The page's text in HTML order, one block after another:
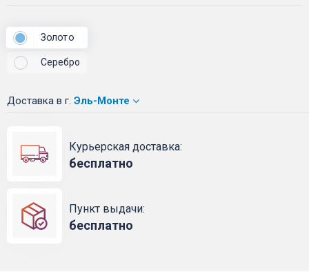
Золото
Серебро
Доставка в г. Эль-Монте
Курьерская доставка:
бесплатно
Пункт выдачи:
бесплатно